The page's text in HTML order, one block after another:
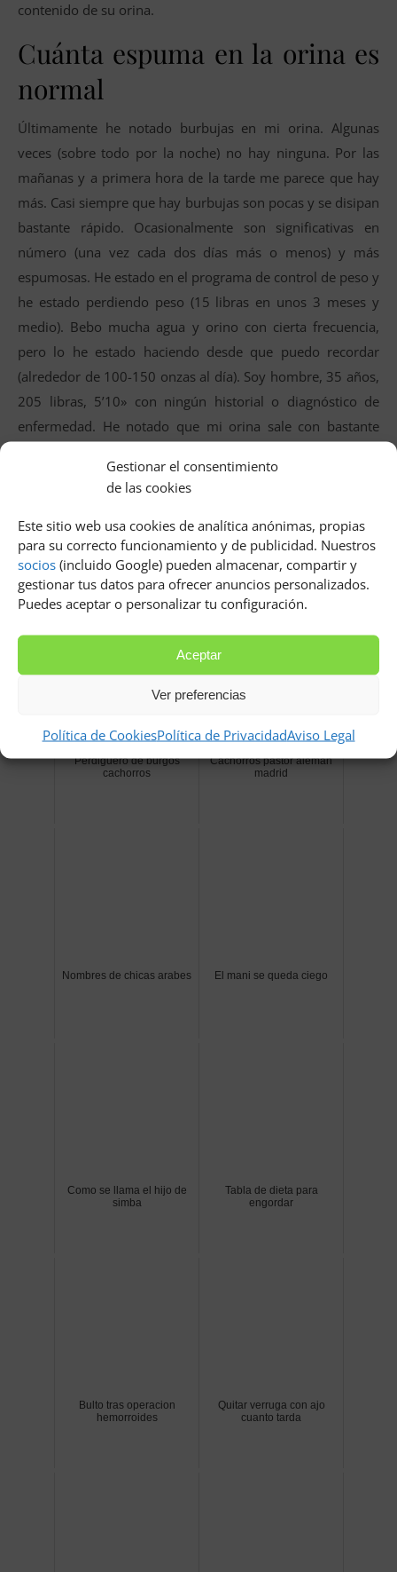
Gestionar el consentimiento
de las cookies
Este sitio web usa cookies de analítica anónimas, propias
para su correcto funcionamiento y de publicidad. Nuestros
socios (incluido Google) pueden almacenar, compartir y
gestionar tus datos para ofrecer anuncios personalizados.
Puedes aceptar o personalizar tu configuración.
Aceptar
Ver preferencias
Política de CookiesPolítica de PrivacidadAviso Legal
contenido de su orina.
Cuánta espuma en la orina es
normal
Últimamente he notado burbujas en mi orina. Algunas
veces (sobre todo por la noche) no hay ninguna. Por las
mañanas y a primera hora de la tarde me parece que hay
más. Casi siempre que hay burbujas son pocas y se disipan
bastante rápido. Ocasionalmente son significativas en
número (una vez cada dos días más o menos) y más
espumosas. He estado en el programa de control de peso y
he estado perdiendo peso (15 libras en unos 3 meses y
medio). Bebo mucha agua y orino con cierta frecuencia,
pero lo he estado haciendo desde que puedo recordar
(alrededor de 100-150 onzas al día). Soy hombre, 35 años,
205 libras, 5’10» con ningún historial o diagnóstico de
enfermedad. He notado que mi orina sale con bastante
siento y trato de dejarla salir lentamente. Sigo viendo
acumulan y luego se disipan con bastante rapidez. ¿Debo
preocuparme?
Relacionados
Perdiguero de burgos
cachorros
Cachorros pastor aleman
madrid
Nombres de chicas arabes El mani se queda ciego
Como se llama el hijo de
simba
Tabla de dieta para
engordar
Bulto tras operacion
hemorroides
Quitar verruga con ajo
cuanto tarda